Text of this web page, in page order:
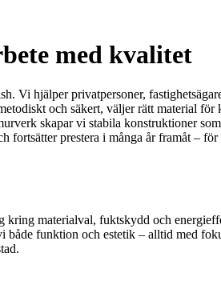
med kvalitet
hjälper privatpersoner,
och säkert, väljer rätt material
skapar vi stabila konstruktioner
prestera i många år framåt –
kring materialval, fuktskydd och
både funktion och estetik – alltid med